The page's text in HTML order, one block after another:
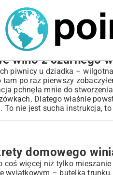
wino z czarnego
piwnicy u dziadka –
po raz pierwszy
pchnęła mnie do
Dlatego właśnie
. To nie jest sucha instrukcja,
winiarstwa z czarnych
do produkcji wina
domowego
coś więcej niż tylko
wyjątkowym – butelką